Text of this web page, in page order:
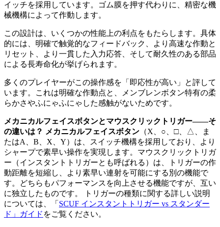
イッチを採用しています。ゴム膜を押す代わりに、精密な機
械機構によって作動します。
この設計は、いくつかの性能上の利点をもたらします。具体
的には、明確で触覚的なフィードバック、より高速な作動と
リセット、より一貫した入力応答、そして耐久性のある部品
による長寿命化が挙げられます。
多くのプレイヤーがこの操作感を「即応性が高い」と評して
います。これは明確な作動点と、メンブレンボタン特有の柔
らかさやふにゃふにゃした感触がないためです。
メカニカルフェイスボタンとマウスクリックトリガー――そ
の違いは？ メカニカルフェイスボタン （X、○、□、△、ま
たはA、B、X、Y）は、スイッチ機構を採用しており、より
シャープで素早い操作を実現します。マウスクリックトリガ
ー（インスタントトリガーとも呼ばれる）は、トリガーの作
動距離を短縮し、より素早い連射を可能にする別の機能で
す。どちらもパフォーマンスを向上させる機能ですが、互い
に独立したものです。 トリガーの種類に関する詳しい説明
については、「 SCUF インスタントトリガー vs スタンダー
ド」ガイド をご覧ください。